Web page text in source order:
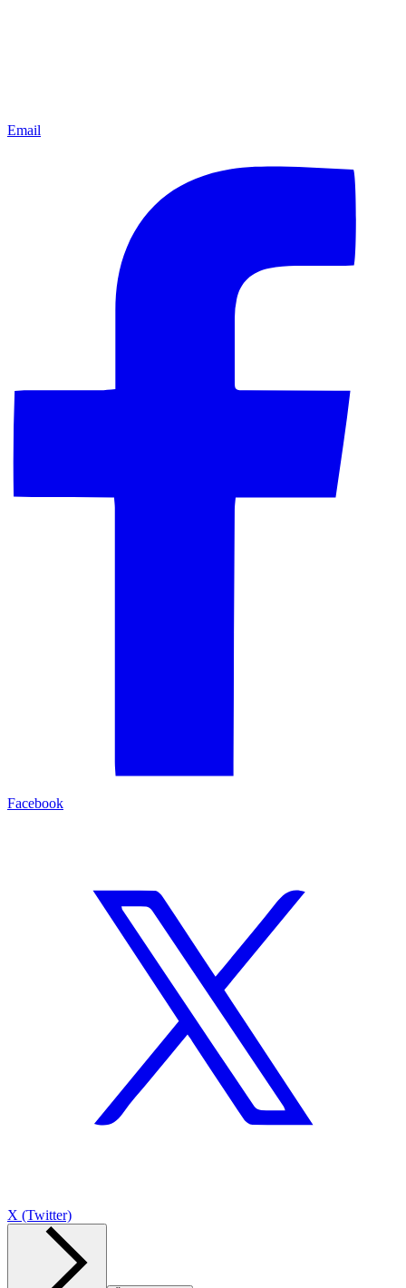
Email
Facebook
X (Twitter)